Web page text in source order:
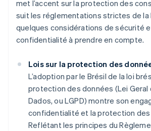
met l’accent sur la protection des
suit les réglementations strictes de la
quelques considérations de sécurité
confidentialité à prendre en compte.
Lois sur la protection des
L’adoption par le Brésil de la loi
protection des données (Lei Geral
Dados, ou LGPD) montre son
confidentialité et la protection des
Reflétant les principes du